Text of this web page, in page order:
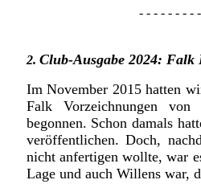
- - - - - - - - - - - - - - - - - -
2. Club-Ausgabe 2024:
Im November 2015 hatten
Falk Vorzeichnungen
begonnen. Schon damals
veröffentlichen. Doch,
nicht anfertigen wollte, war
Lage und auch Willens war,